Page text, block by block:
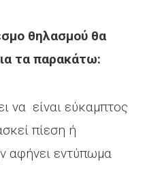
θηλασμού θα
τα παρακάτω:
να είναι εύκαμπτος
πίεση ή
αφήνει εντύπωμα